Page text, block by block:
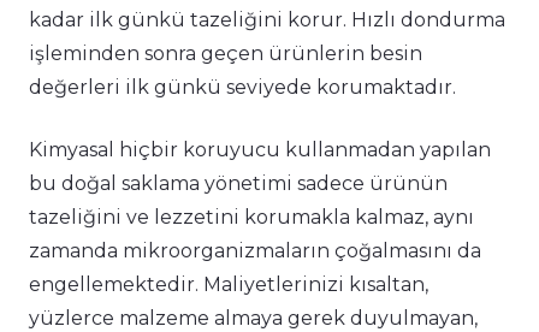
kadar ilk günkü tazeliğini korur. Hızlı dondurma
işleminden sonra geçen ürünlerin besin
değerleri ilk günkü seviyede korumaktadır.
Kimyasal hiçbir koruyucu kullanmadan yapılan
bu doğal saklama yönetimi sadece ürünün
tazeliğini ve lezzetini korumakla kalmaz, aynı
zamanda mikroorganizmaların çoğalmasını da
engellemektedir. Maliyetlerinizi kısaltan,
yüzlerce malzeme almaya gerek duyulmayan,